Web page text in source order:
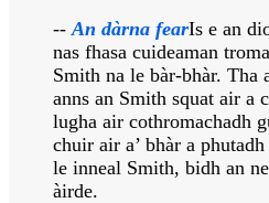
-- An dàrna fearIs e an
nas fhasa cuideaman
Smith na le bàr-bhàr. Tha
anns an Smith squat air a
lugha air cothromachadh
chuir air a’ bhàr a
le inneal Smith, bidh an
àirde.